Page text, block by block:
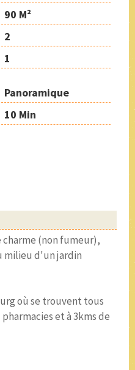
90 M²
2
1
Panoramique
10 Min
charme (non fumeur),
milieu d'un jardin
où se trouvent tous
et à 3kms de